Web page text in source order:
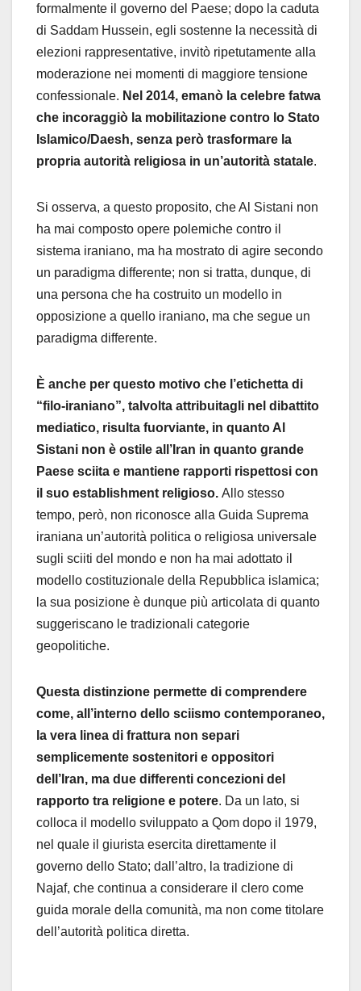
formalmente il governo del Paese; dopo la caduta
di Saddam Hussein, egli sostenne la necessità di
elezioni rappresentative, invitò ripetutamente alla
moderazione nei momenti di maggiore tensione
confessionale. Nel 2014, emanò la celebre fatwa
che incoraggiò la mobilitazione contro lo Stato
Islamico/Daesh, senza però trasformare la
propria autorità religiosa in un’autorità statale.
Si osserva, a questo proposito, che Al Sistani non
ha mai composto opere polemiche contro il
sistema iraniano, ma ha mostrato di agire secondo
un paradigma differente; non si tratta, dunque, di
una persona che ha costruito un modello in
opposizione a quello iraniano, ma che segue un
paradigma differente.
È anche per questo motivo che l’etichetta di
“filo-iraniano”, talvolta attribuitagli nel dibattito
mediatico, risulta fuorviante, in quanto Al
Sistani non è ostile all’Iran in quanto grande
Paese sciita e mantiene rapporti rispettosi con
il suo establishment religioso. Allo stesso
tempo, però, non riconosce alla Guida Suprema
iraniana un’autorità politica o religiosa universale
sugli sciiti del mondo e non ha mai adottato il
modello costituzionale della Repubblica islamica;
la sua posizione è dunque più articolata di quanto
suggeriscano le tradizionali categorie
geopolitiche.
Questa distinzione permette di comprendere
come, all’interno dello sciismo contemporaneo,
la vera linea di frattura non separi
semplicemente sostenitori e oppositori
dell’Iran, ma due differenti concezioni del
rapporto tra religione e potere. Da un lato, si
colloca il modello sviluppato a Qom dopo il 1979,
nel quale il giurista esercita direttamente il
governo dello Stato; dall’altro, la tradizione di
Najaf, che continua a considerare il clero come
guida morale della comunità, ma non come titolare
dell’autorità politica diretta.